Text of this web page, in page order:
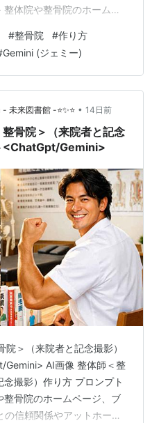
体院や整骨院のホームペ
ローチは非常に重要で
ングや症状の説明シーン
える絶好の機会となりま
ールを活用して、整体師
いた分かりやすい説明を
#整骨院 #作り方
Gemini (ジェミー)
未来図書館 -⭐✨⭐ • 14日前
骨院＞（来院者と記念
<ChatGpt/Gemini>
＞（来院者と記念撮影）
Gemini> AI画像 整体師＜整
撮影）作り方 プロンプト
骨院のホームページ、ブ
信頼関係やアットホーム